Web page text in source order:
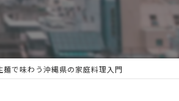
頃な安い価格
ゃれ
麺で味わう沖縄県の家庭料理入門